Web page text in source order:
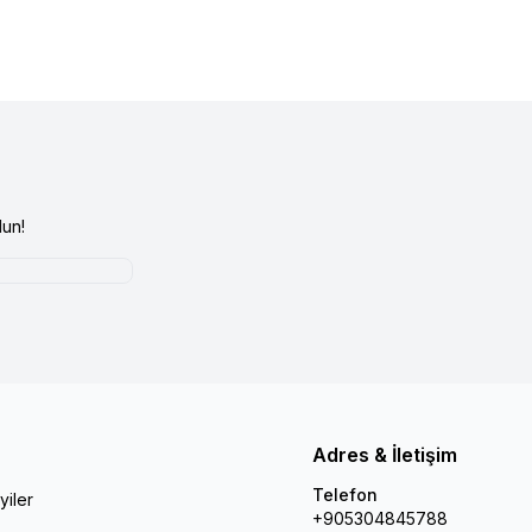
Adres & İletişim
Telefon
+905304845788